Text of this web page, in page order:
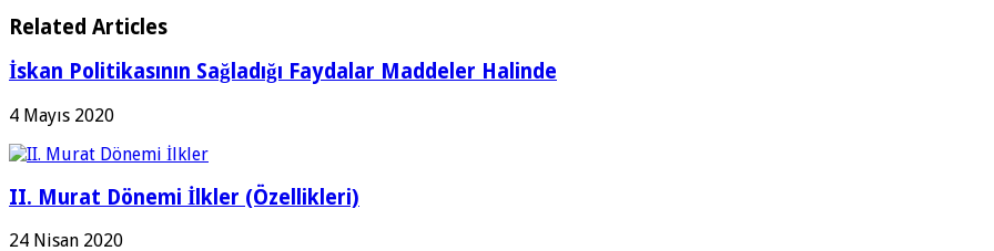
Related Articles
İskan Politikasının Sağladığı Faydalar Maddeler Halinde
4 Mayıs 2020
II. Murat Dönemi İlkler (Özellikleri)
24 Nisan 2020